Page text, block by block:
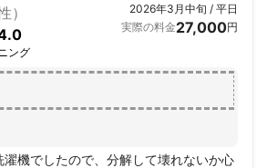
）
ング
2026年3月中旬 / 平日
実際の料金27,000円
機でしたので、分解して壊れないか心